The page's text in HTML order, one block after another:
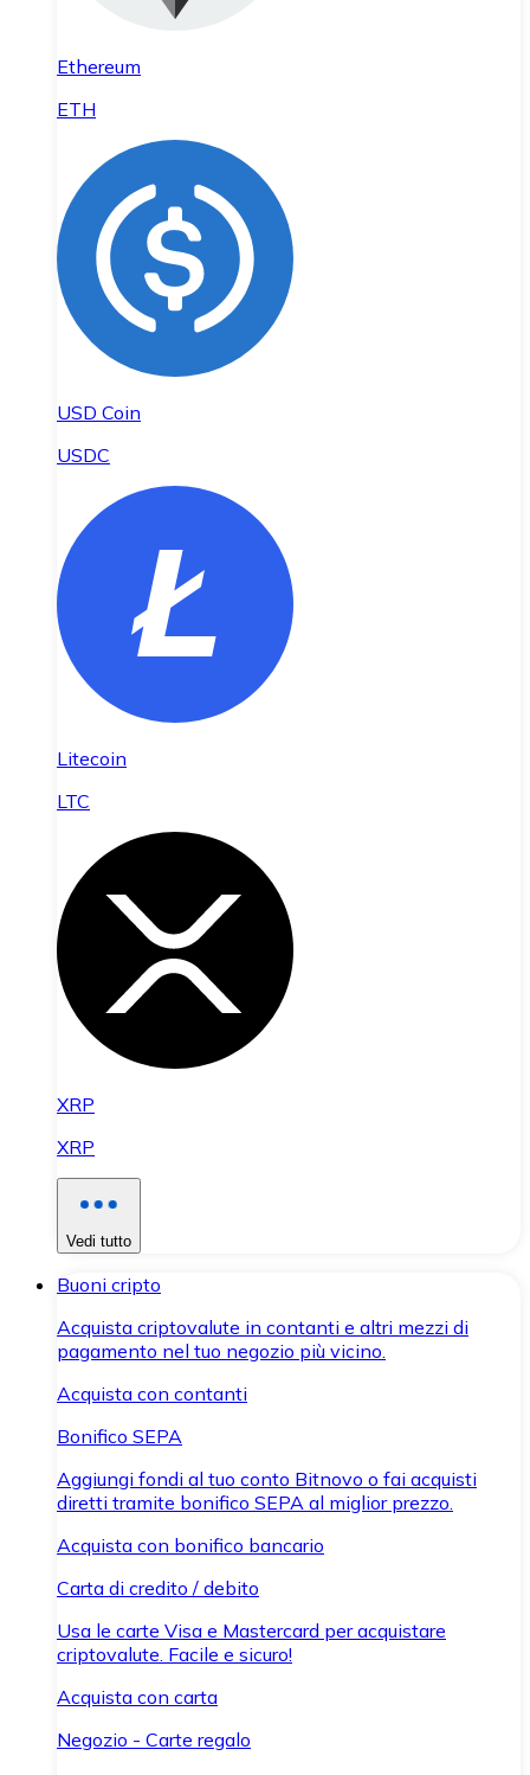
Ethereum
ETH
USD Coin
USDC
Litecoin
LTC
XRP
XRP
Vedi tutto
Buoni cripto
Acquista criptovalute in contanti e altri mezzi di
pagamento nel tuo negozio più vicino.
Acquista con contanti
Bonifico SEPA
Aggiungi fondi al tuo conto Bitnovo o fai acquisti
diretti tramite bonifico SEPA al miglior prezzo.
Acquista con bonifico bancario
Carta di credito / debito
Usa le carte Visa e Mastercard per acquistare
criptovalute. Facile e sicuro!
Acquista con carta
Negozio - Carte regalo